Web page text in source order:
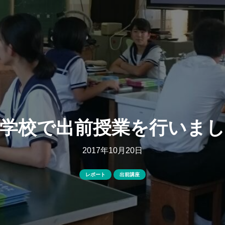
校で出前授業を行いま
2017年10月20日
レポート 出前講座